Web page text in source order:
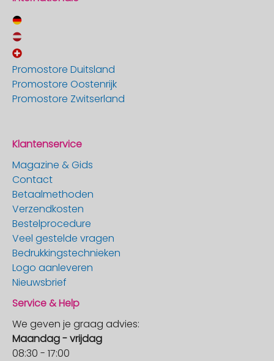
Promostore Duitsland
Promostore Oostenrijk
Promostore Zwitserland
Klantenservice
Magazine & Gids
Contact
Betaalmethoden
Verzendkosten
Bestelprocedure
Veel gestelde vragen
Bedrukkingstechnieken
Logo aanleveren
Nieuwsbrief
Service & Help
We geven je graag advies:
Maandag - vrijdag
08:30 - 17:00